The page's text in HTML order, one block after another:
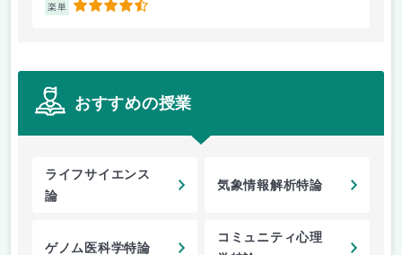
楽単 4.5
おすすめの授業
ライフサイエンス
論
気象情報解析特論
ゲノム医科学特論
コミュニティ心理